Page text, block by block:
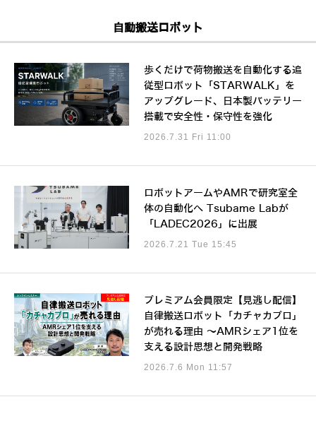
自動搬送ロボット
歩くだけで荷物搬送を自動化する追
従型ロボット「STARWALK」を
アップグレード、日本製バッテリー
搭載で安全性・保守性を強化
2026.7.31 Fri 11:00
ロボットアームやAMRで研究室全
体の自動化へ Tsubame Labが
「LADEC2026」に出展
2026.7.21 Tue 15:45
プレミアム会員限定【見逃し配信】
自律搬送ロボット「カチャカプロ」
が売れる理由 ～AMRシェア1位を
支える設計思想と開発戦略
2026.7.6 Mon 11:57